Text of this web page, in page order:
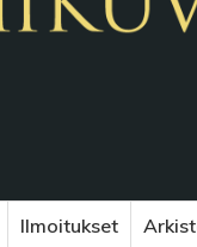
Ilmoitukset